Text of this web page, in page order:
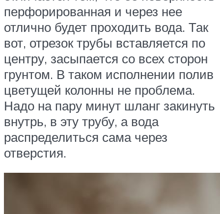
перфорированная и через нее
отлично будет проходить вода. Так
вот, отрезок трубы вставляется по
центру, засыпается со всех сторон
грунтом. В таком исполнении полив
цветущей колонны не проблема.
Надо на пару минут шланг закинуть
внутрь, в эту трубу, а вода
распределиться сама через
отверстия.